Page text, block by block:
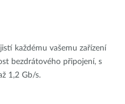
každému vašemu zařízení
bezdrátového připojení, s
1,2 Gb/s.